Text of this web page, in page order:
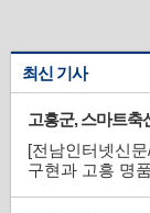
최신 기사
고흥군, 스마트축
[전남인터넷신
구현과 고흥 명